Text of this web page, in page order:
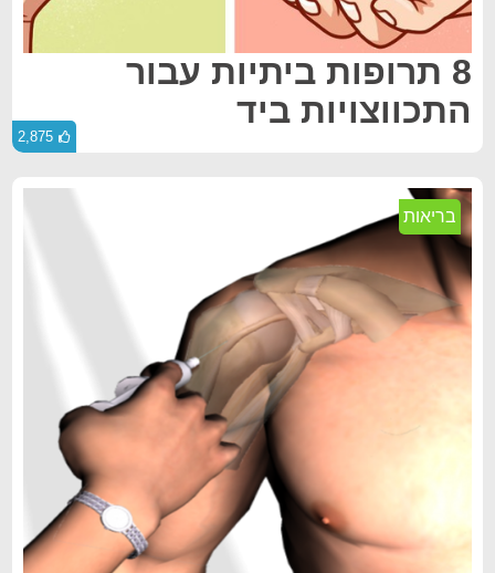
8 תרופות ביתיות עבור
התכווצויות ביד
2,875
בריאות